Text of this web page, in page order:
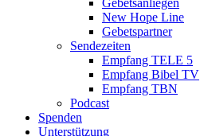
Gebetsanliegen
New Hope Line
Gebetspartner
Sendezeiten
Empfang TELE 5
Empfang Bibel TV
Empfang TBN
Podcast
Spenden
Unterstützung